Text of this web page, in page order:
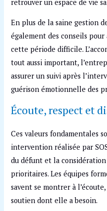
retrouver un espace de vie
En plus de la saine gestion
également des conseils
cette période difficile.
tout aussi important,
assurer un suivi après
guérison émotionnelle des
Écoute, respect et
Ces valeurs fondamentales
intervention réalisée par
du défunt et la
prioritaires. Les équipes
savent se montrer à
soutien dont elle a besoin.